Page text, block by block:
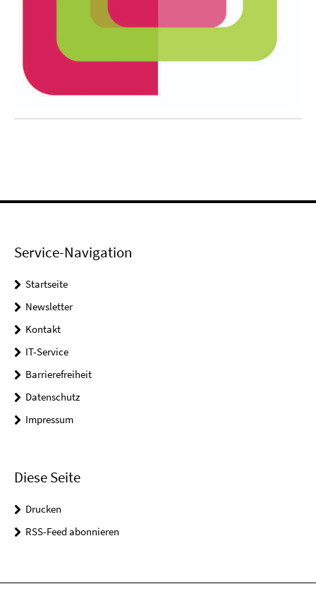
Service-Navigation
Startseite
Newsletter
Kontakt
IT-Service
Barrierefreiheit
Datenschutz
Impressum
Diese Seite
Drucken
RSS-Feed abonnieren